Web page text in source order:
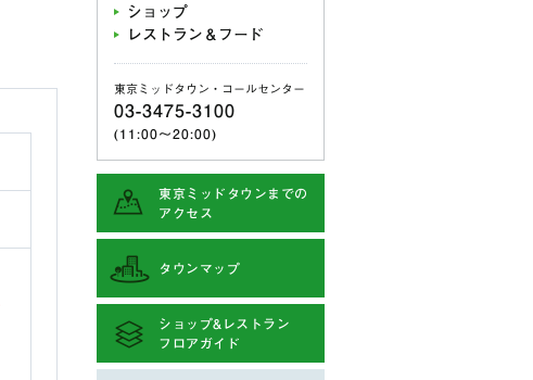
ショップ
レストラン＆フード
東京ミッドタウン・コールセンター
03-3475-3100
(11:00〜20:00)
東京ミッドタウンまでの
アクセス
タウンマップ
ショップ&レストラン
フロアガイド